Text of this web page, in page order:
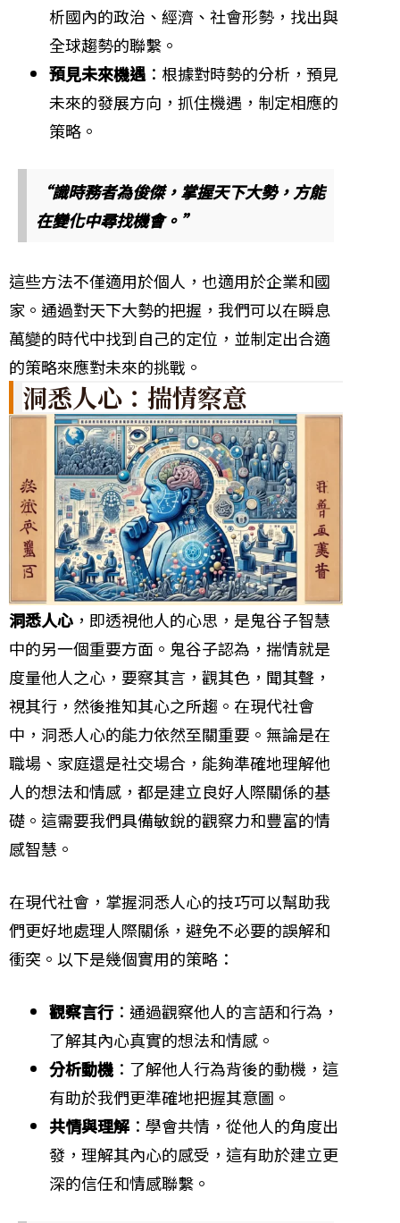
析國內的政治、經濟、社會形勢，找出與
全球趨勢的聯繫。
預見未來機遇：根據對時勢的分析，預見
未來的發展方向，抓住機遇，制定相應的
策略。
“識時務者為俊傑，掌握天下大勢，方能
在變化中尋找機會。”
這些方法不僅適用於個人，也適用於企業和國
家。通過對天下大勢的把握，我們可以在瞬息
萬變的時代中找到自己的定位，並制定出合適
的策略來應對未來的挑戰。
洞悉人心：揣情察意
洞悉人心 ，即透視他人的心思，是鬼谷子智慧
中的另一個重要方面。鬼谷子認為，揣情就是
度量他人之心，要察其言，觀其色，聞其聲，
視其行，然後推知其心之所趨。在現代社會
中，洞悉人心的能力依然至關重要。無論是在
職場、家庭還是社交場合，能夠準確地理解他
人的想法和情感，都是建立良好人際關係的基
礎。這需要我們具備敏銳的觀察力和豐富的情
感智慧。
在現代社會，掌握洞悉人心的技巧可以幫助我
們更好地處理人際關係，避免不必要的誤解和
衝突。以下是幾個實用的策略：
觀察言行 ：通過觀察他人的言語和行為，
了解其內心真實的想法和情感。
分析動機 ：了解他人行為背後的動機，這
有助於我們更準確地把握其意圖。
共情與理解 ：學會共情，從他人的角度出
發，理解其內心的感受，這有助於建立更
深的信任和情感聯繫。